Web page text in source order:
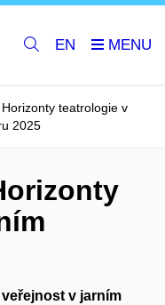
EN
teatrologie v
2025
v jarním